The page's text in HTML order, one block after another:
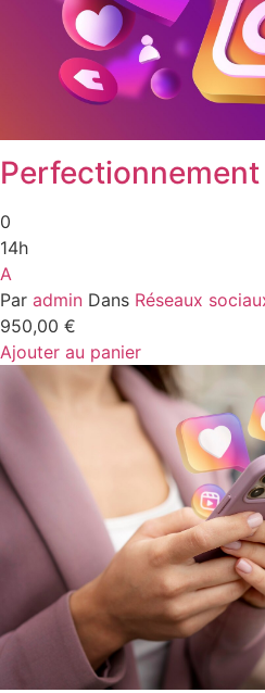
0
14h
A
Par admin Dans Réseaux
950,00 €
Ajouter au panier